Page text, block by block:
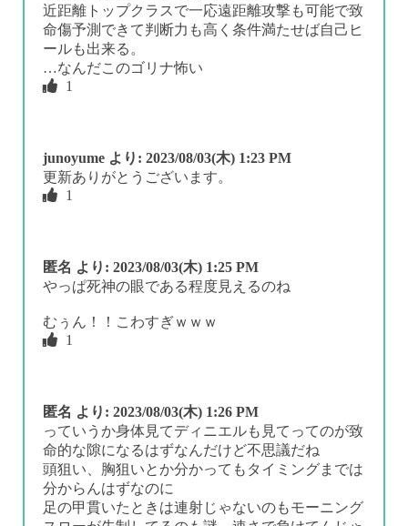
近距離トップクラスで一応遠距離攻撃も可能で致
命傷予測できて判断力も高く条件満たせば自己ヒ
ールも出来る。
…なんだこのゴリナ怖い
1
junoyume より: 2023/08/03(木) 1:23 PM
更新ありがとうございます。
1
匿名 より: 2023/08/03(木) 1:25 PM
やっぱ死神の眼である程度見えるのね
むぅん！！こわすぎｗｗｗ
1
匿名 より: 2023/08/03(木) 1:26 PM
っていうか身体見てディニエルも見てってのが致
命的な隙になるはずなんだけど不思議だね
頭狙い、胸狙いとか分かってもタイミングまでは
分からんはずなのに
足の甲貫いたときは連射じゃないのもモーニング